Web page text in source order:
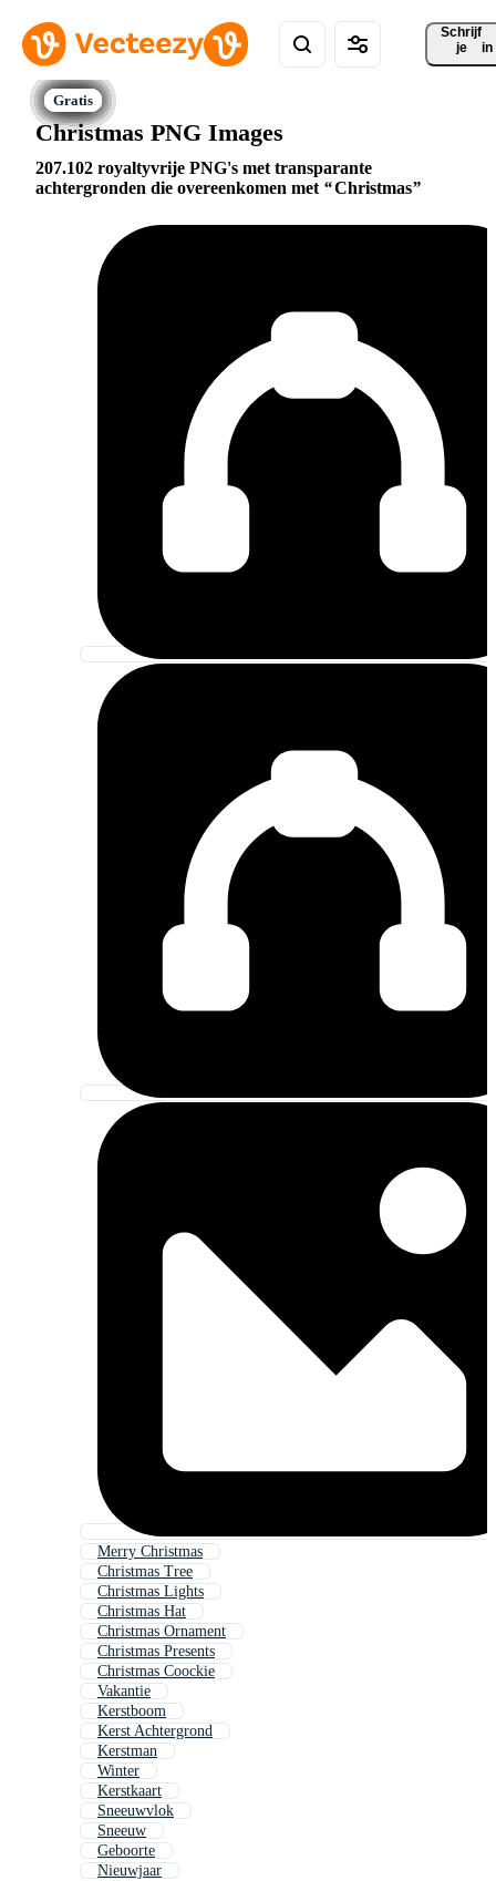
Schrijf
je
in
Christmas PNG Images
207.102 royaltyvrije PNG's met transparante
achtergronden die overeenkomen met
Christmas
Merry Christmas
Christmas Tree
Christmas Lights
Christmas Hat
Christmas Ornament
Christmas Presents
Christmas Coockie
Vakantie
Kerstboom
Kerst Achtergrond
Kerstman
Winter
Kerstkaart
Sneeuwvlok
Sneeuw
Geboorte
Nieuwjaar